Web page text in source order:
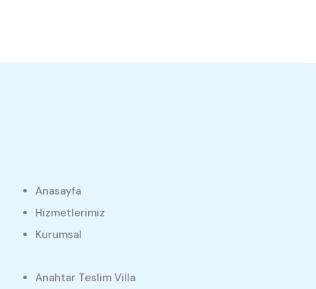
Anasayfa
Hizmetlerimiz
Kurumsal
Anahtar Teslim Villa